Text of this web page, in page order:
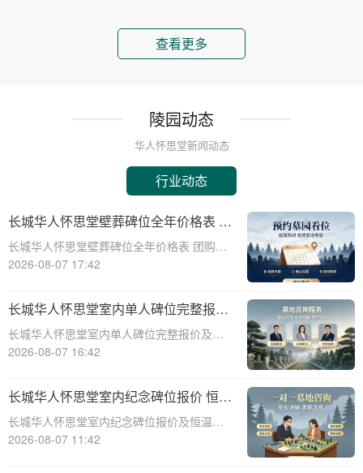
查看更多
陵园动态
华人怀思堂新闻动态
行业动态
长城华人怀思堂壁葬碑位全年价格表 团
购享专属折扣福利详解
长城华人怀思堂壁葬碑位全年价格表 团购享
专属折扣福利详解☎ 华人怀思堂电话:400-
化，越来越多的人开始选择壁葬作为一种环
保、节约土地的殡葬方式。长城华人
2026-08-07 17:42
长城华人怀思堂室内单人碑位完整报价
追思厅使用费用减免详解
长城华人怀思堂室内单人碑位完整报价及追
思厅使用费用减免详解☎ 华人怀思堂电
生活水平的提高，对身后事的安排越来越注
重仪式感和个性化。长城华人怀思堂
2026-08-07 16:42
长城华人怀思堂室内纪念碑位报价 恒温
寄存配套同步减免详解
长城华人怀思堂室内纪念碑位报价及恒温寄
存配套同步减免详解☎ 华人怀思堂电话:400-
2026-08-07 11:42